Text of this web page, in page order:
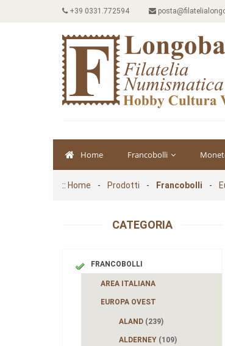
+39 0331.772594
Home Francobolli
:: Home - Prodotti - Francobolli -
CATEGORIA
FRANCOBOLLI
AREA ITALIANA
EUROPA OVEST
ALAND (239)
ALDERNEY (109)